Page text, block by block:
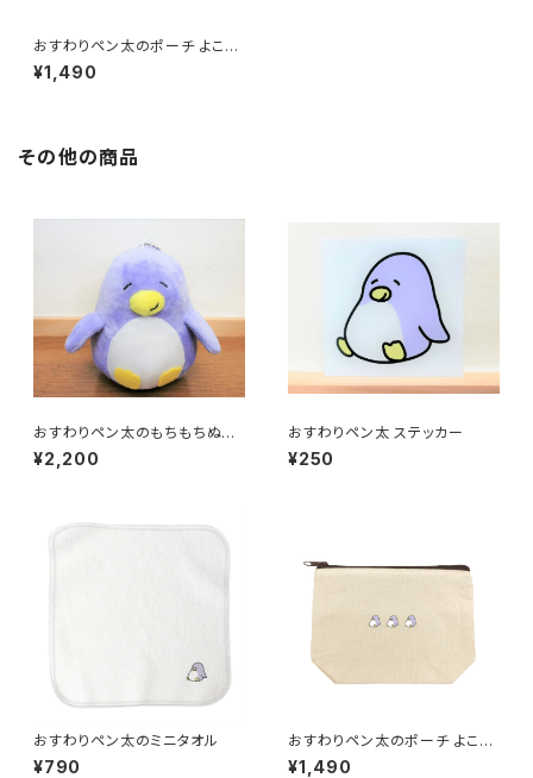
おすわりペン太のポーチ よこな
らび
¥1,490
その他の商品
おすわりペン太のもちもちぬい
ぐるみ
¥2,200
おすわりペン太 ステッカー
¥250
おすわりペン太のミニタオル
¥790
おすわりペン太のポーチ よこな
らび
¥1,490